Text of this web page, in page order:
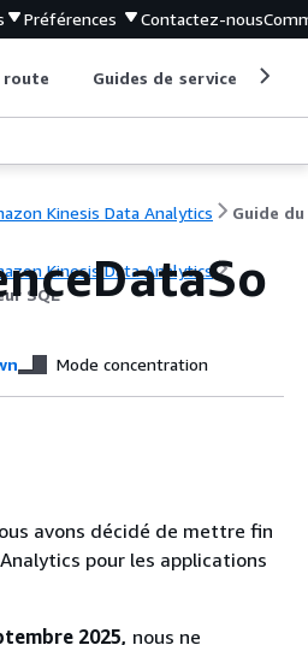
Préférences Contactez-nous
route Guides de service
Kinesis Data Analytics
Kinesis Data Analytics
SQL
Mode concentration
avons décidé de mettre fin
pour les applications
2025, nous ne